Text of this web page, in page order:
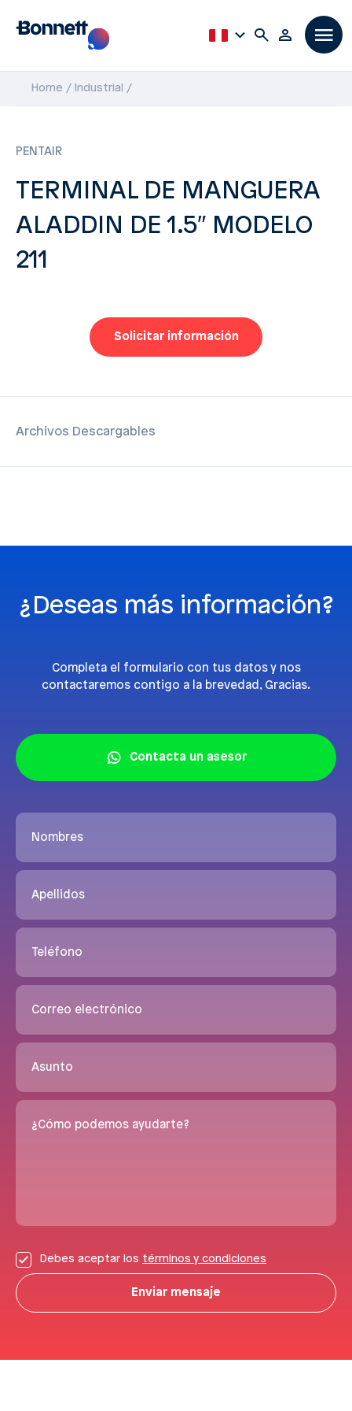
Home Industrial
PENTAIR
TERMINAL DE MANGUERA
ALADDIN DE 1.5″ MODELO
211
Solicitar información
Archivos Descargables
¿Deseas más información?
Completa el formulario con tus datos y nos
contactaremos contigo a la brevedad, Gracias.
Contacta un asesor
Nombres
Apellidos
Teléfono
Correo electrónico
Asunto
¿Cómo podemos ayudarte?
Debes aceptar los términos y condiciones
Enviar mensaje